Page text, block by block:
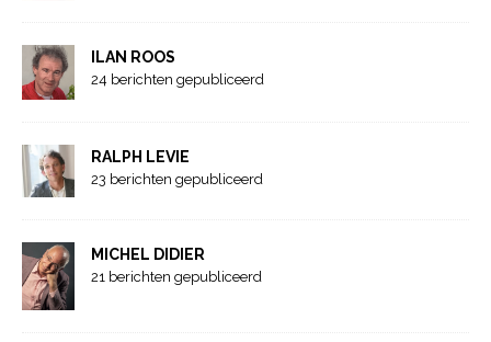
ILAN ROOS
24 berichten gepubliceerd
RALPH LEVIE
23 berichten gepubliceerd
MICHEL DIDIER
21 berichten gepubliceerd